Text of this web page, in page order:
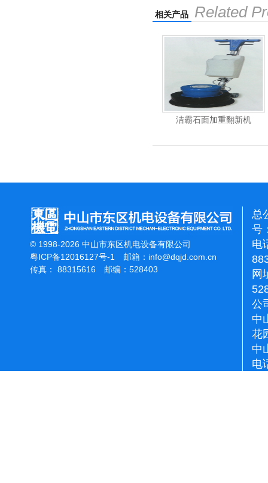
相关产品 Related
洁霸石面加重翻新机
© 1998-2026 中山市东区机电设备有限公司
粤ICP备12016127号-1
邮箱： info@dqjd.com.cn
传真： 88315616 邮编：528403
总
号
电
网
公
中
花
中
电